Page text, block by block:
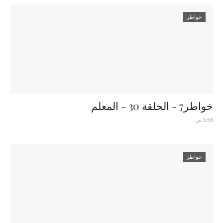
خواطر
خواطر7 - الحلقة 30 - المعلم
3:58 ص
خواطر